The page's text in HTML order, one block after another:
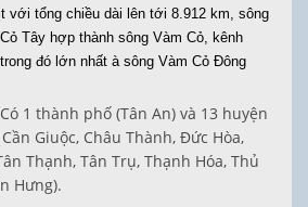
với tổng chiều dài lên tới 8.912 km, sông
Tây hợp thành sông Vàm Cỏ, kênh
đó lớn nhất à sông Vàm Cỏ Đông
Có 1 thành phố (Tân An) và 13 huyện
Giuộc, Châu Thành, Đức Hòa,
Thạnh, Tân Trụ, Thạnh Hóa, Thủ
Hưng).